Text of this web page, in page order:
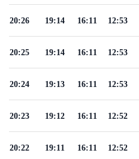
12:53
16:11
19:14
20:26
12:53
16:11
19:14
20:25
12:53
16:11
19:13
20:24
12:52
16:11
19:12
20:23
12:52
16:11
19:11
20:22